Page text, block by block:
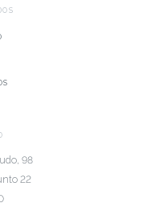
98
22